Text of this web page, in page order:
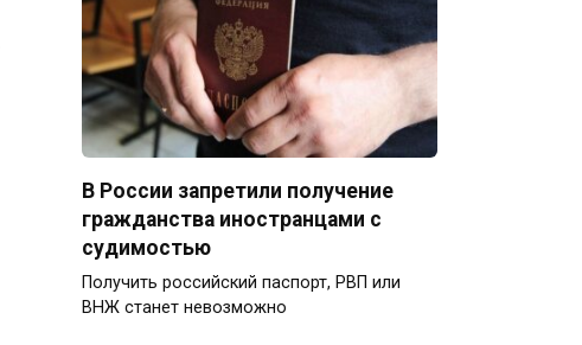
В России запретили получение
гражданства иностранцами с
судимостью
Получить российский паспорт, РВП или
ВНЖ станет невозможно